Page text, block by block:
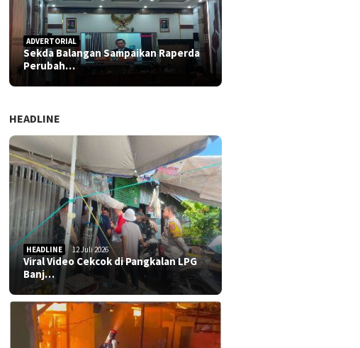
ADVERTORIAL
Sekda Balangan Sampaikan Raperda
Perubah…
HEADLINE
HEADLINE 12 Juli 2026
Viral Video Cekcok di Pangkalan LPG
Banj…